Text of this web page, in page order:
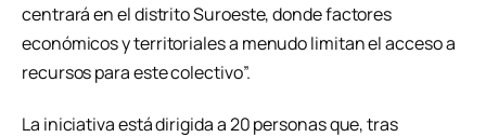
centrará en el distrito Suroeste, donde factores
económicos y territoriales a menudo limitan el acceso a
recursos para este colectivo”.
La iniciativa está dirigida a 20 personas que, tras